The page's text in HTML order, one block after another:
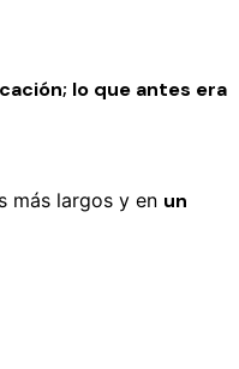
lo que antes era
más largos y en un